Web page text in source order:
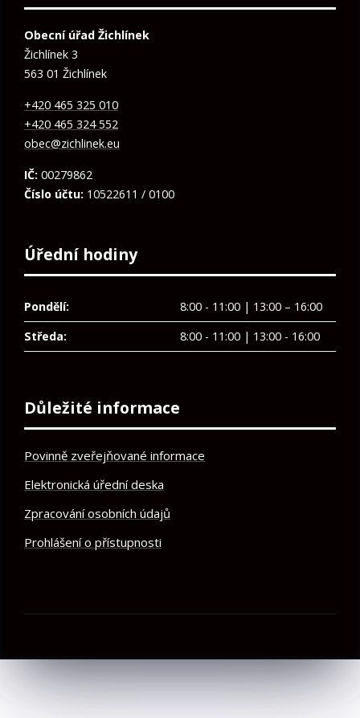
Obecní úřad Žichlínek
Žichlínek 3
563 01 Žichlínek
+420 465 325 010
+420 465 324 552
obec@zichlinek.eu
IČ: 00279862
Číslo účtu: 10522611 / 0100
Úřední hodiny
Pondělí:
8:00 - 11:00 | 13:00 – 16:00
Středa:
8:00 - 11:00 | 13:00 - 16:00
Důležité informace
Povinně zveřejňované informace
Elektronická úřední deska
Zpracování osobních údajů
Prohlášení o přístupnosti